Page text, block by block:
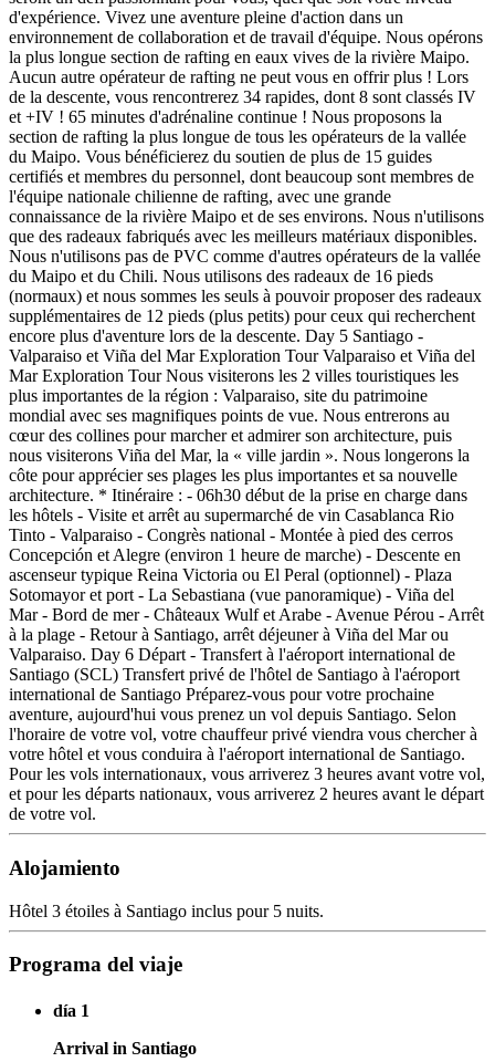
d'expérience. Vivez une aventure pleine d'action dans un
environnement de collaboration et de travail d'équipe. Nous opérons
la plus longue section de rafting en eaux vives de la rivière Maipo.
Aucun autre opérateur de rafting ne peut vous en offrir plus ! Lors
de la descente, vous rencontrerez 34 rapides, dont 8 sont classés IV
et +IV ! 65 minutes d'adrénaline continue ! Nous proposons la
section de rafting la plus longue de tous les opérateurs de la vallée
du Maipo. Vous bénéficierez du soutien de plus de 15 guides
certifiés et membres du personnel, dont beaucoup sont membres de
l'équipe nationale chilienne de rafting, avec une grande
connaissance de la rivière Maipo et de ses environs. Nous n'utilisons
que des radeaux fabriqués avec les meilleurs matériaux disponibles.
Nous n'utilisons pas de PVC comme d'autres opérateurs de la vallée
du Maipo et du Chili. Nous utilisons des radeaux de 16 pieds
(normaux) et nous sommes les seuls à pouvoir proposer des radeaux
supplémentaires de 12 pieds (plus petits) pour ceux qui recherchent
encore plus d'aventure lors de la descente. Day 5 Santiago -
Valparaiso et Viña del Mar Exploration Tour Valparaiso et Viña del
Mar Exploration Tour Nous visiterons les 2 villes touristiques les
plus importantes de la région : Valparaiso, site du patrimoine
mondial avec ses magnifiques points de vue. Nous entrerons au
cœur des collines pour marcher et admirer son architecture, puis
nous visiterons Viña del Mar, la « ville jardin ». Nous longerons la
côte pour apprécier ses plages les plus importantes et sa nouvelle
architecture. * Itinéraire : - 06h30 début de la prise en charge dans
les hôtels - Visite et arrêt au supermarché de vin Casablanca Rio
Tinto - Valparaiso - Congrès national - Montée à pied des cerros
Concepción et Alegre (environ 1 heure de marche) - Descente en
ascenseur typique Reina Victoria ou El Peral (optionnel) - Plaza
Sotomayor et port - La Sebastiana (vue panoramique) - Viña del
Mar - Bord de mer - Châteaux Wulf et Arabe - Avenue Pérou - Arrêt
à la plage - Retour à Santiago, arrêt déjeuner à Viña del Mar ou
Valparaiso. Day 6 Départ - Transfert à l'aéroport international de
Santiago (SCL) Transfert privé de l'hôtel de Santiago à l'aéroport
international de Santiago Préparez-vous pour votre prochaine
aventure, aujourd'hui vous prenez un vol depuis Santiago. Selon
l'horaire de votre vol, votre chauffeur privé viendra vous chercher à
votre hôtel et vous conduira à l'aéroport international de Santiago.
Pour les vols internationaux, vous arriverez 3 heures avant votre vol,
et pour les départs nationaux, vous arriverez 2 heures avant le départ
de votre vol.
Alojamiento
Hôtel 3 étoiles à Santiago inclus pour 5 nuits.
Programa del viaje
día 1
Arrival in Santiago